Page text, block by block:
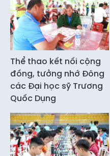
Thể thao kết nối cộng
đồng, tưởng nhớ Đông
các Đại học sỹ Trương
Quốc Dụng